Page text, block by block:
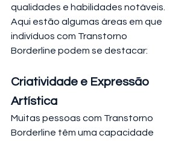
qualidades e habilidades notáveis.
Aqui estão algumas áreas em que
indivíduos com Transtorno
Borderline podem se destacar:
Criatividade e Expressão
Artística
Muitas pessoas com Transtorno
Borderline têm uma capacidade